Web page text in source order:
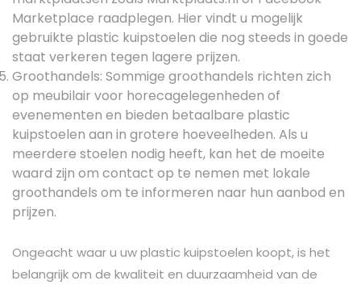
Marketplace raadplegen. Hier vindt u mogelijk
gebruikte plastic kuipstoelen die nog steeds in goede
staat verkeren tegen lagere prijzen.
Groothandels: Sommige groothandels richten zich
op meubilair voor horecagelegenheden of
evenementen en bieden betaalbare plastic
kuipstoelen aan in grotere hoeveelheden. Als u
meerdere stoelen nodig heeft, kan het de moeite
waard zijn om contact op te nemen met lokale
groothandels om te informeren naar hun aanbod en
prijzen.
Ongeacht waar u uw plastic kuipstoelen koopt, is het
belangrijk om de kwaliteit en duurzaamheid van de